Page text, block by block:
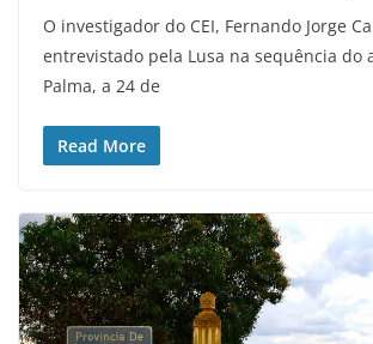
O investigador do CEI, Fernando Jorge
entrevistado pela Lusa na sequência do
Palma, a 24 de
Read More